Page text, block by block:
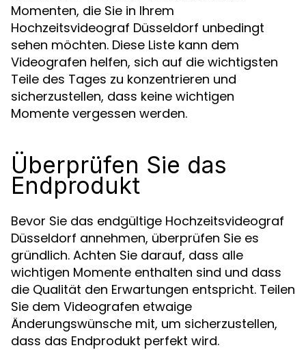
Momenten, die Sie in Ihrem
Hochzeitsvideograf Düsseldorf unbedingt
sehen möchten. Diese Liste kann dem
Videografen helfen, sich auf die wichtigsten
Teile des Tages zu konzentrieren und
sicherzustellen, dass keine wichtigen
Momente vergessen werden.
Überprüfen Sie das
Endprodukt
Bevor Sie das endgültige Hochzeitsvideograf
Düsseldorf annehmen, überprüfen Sie es
gründlich. Achten Sie darauf, dass alle
wichtigen Momente enthalten sind und dass
die Qualität den Erwartungen entspricht. Teilen
Sie dem Videografen etwaige
Änderungswünsche mit, um sicherzustellen,
dass das Endprodukt perfekt wird.